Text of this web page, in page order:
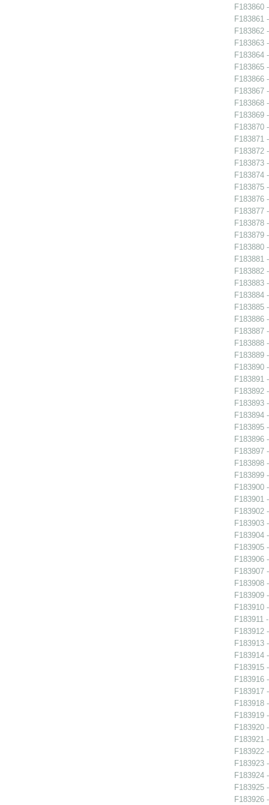
F183860
F183861
F183862
F183863
F183864
F183865
F183866
F183867
F183868
F183869
F183870
F183871
F183872
F183873
F183874
F183875
F183876
F183877
F183878
F183879
F183880
F183881
F183882
F183883
F183884
F183885
F183886
F183887
F183888
F183889
F183890
F183891
F183892
F183893
F183894
F183895
F183896
F183897
F183898
F183899
F183900
F183901
F183902
F183903
F183904
F183905
F183906
F183907
F183908
F183909
F183910
F183911
F183912
F183913
F183914
F183915
F183916
F183917
F183918
F183919
F183920
F183921
F183922
F183923
F183924
F183925
F183926